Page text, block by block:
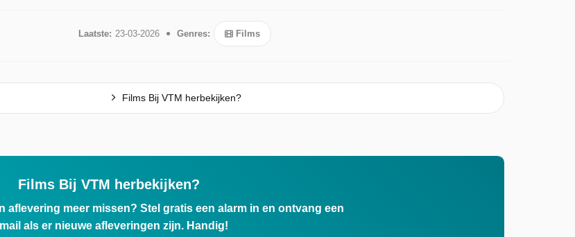
Laatste: 23-03-2026 Genres: Films
Films Bij VTM herbekijken?
Films Bij VTM herbekijken?
aflevering meer missen? Stel gratis een alarm in en ontvang een
als er nieuwe afleveringen zijn. Handig!